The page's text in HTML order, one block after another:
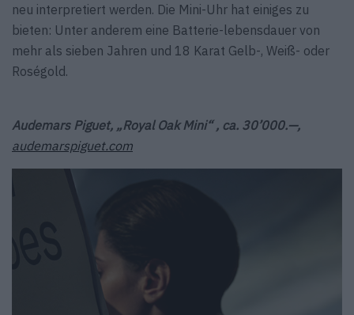
neu interpretiert werden. Die Mini-Uhr hat einiges zu
bieten: Unter anderem eine Batterie-lebensdauer von
mehr als sieben Jahren und 18 Karat Gelb-, Weiß- oder
Roségold.
Audemars Piguet, „Royal Oak Mini“ , ca. 30’000.—,
audemarspiguet.com